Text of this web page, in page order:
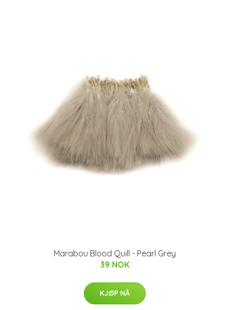
Marabou Blood Quill - Pearl Grey
39 NOK
KJØP NÅ